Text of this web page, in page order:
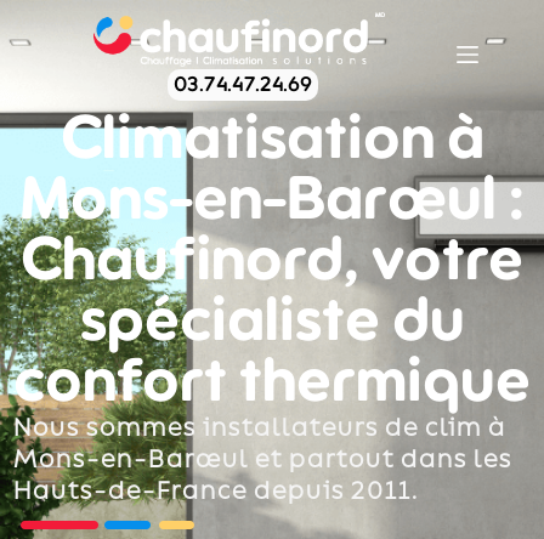
03.74.47.24.69
Climatisation à
Mons-en-Barœul :
Chaufinord, votre
spécialiste du
confort thermique
Nous sommes installateurs de clim à
Mons-en-Barœul et partout dans les
Hauts-de-France depuis 2011.